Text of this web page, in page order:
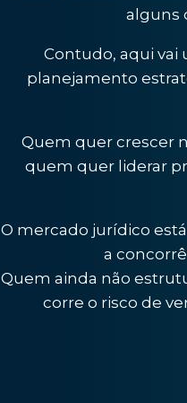
alguns
Contudo, aqui vai
planejamento
Quem quer crescer
quem quer liderar
O mercado jurídico
a
Quem ainda não
corre o risco de